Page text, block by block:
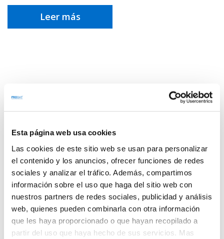
Esta página web usa cookies
Las cookies de este sitio web se usan para personalizar
el contenido y los anuncios, ofrecer funciones de redes
sociales y analizar el tráfico. Además, compartimos
información sobre el uso que haga del sitio web con
nuestros partners de redes sociales, publicidad y análisis
web, quienes pueden combinarla con otra información
que les haya proporcionado o que hayan recopilado a
partir del uso que haya hecho de sus servicios. Mas
Leer más